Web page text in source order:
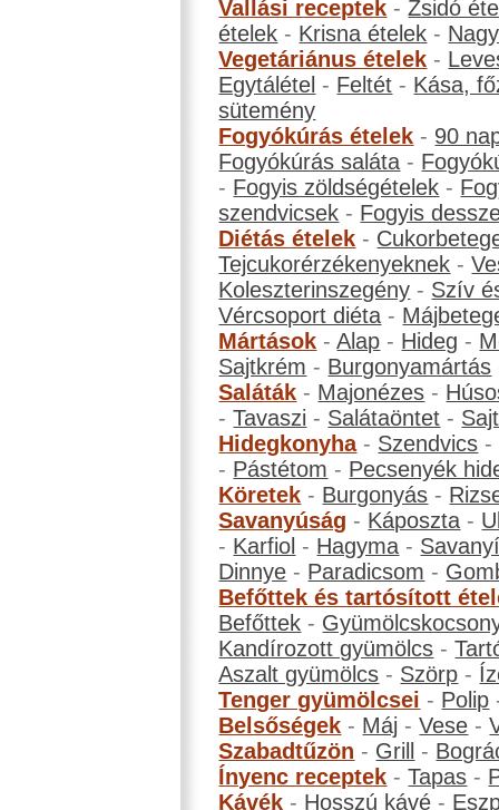
Vallási receptek -Zsidó
ételek - Krisna ételek -
Vegetáriánus ételek -
Egytálétel - Feltét - Kása,
sütemény
Fogyókúrás ételek - 90
Fogyókúrás saláta -
- Fogyis zöldségételek -
szendvicsek - Fogyis
Diétás ételek -
Tejcukorérzékenyeknek -
Koleszterinszegény - Szív
Vércsoport diéta -
Mártások -Alap - Hideg -
Sajtkrém - Burgonyamártás
Saláták - Majonézes -
-Tavaszi - Salátaöntet -
Hidegkonyha- Szendvics -
- Pástétom - Pecsenyék
Köretek - Burgonyás -
Savanyúság - Káposzta -
- Karfiol - Hagyma -
Dinnye - Paradicsom -
Befőttek és tartósított
Befőttek -
Kandírozott gyümölcs -
Aszalt gyümölcs - Szörp -
Tenger gyümölcsei - Polip
Belsőségek - Máj -Vese -
Szabadtűzön - Grill -
Ínyenc receptek -Tapas -
Kávék - Hosszú kávé -